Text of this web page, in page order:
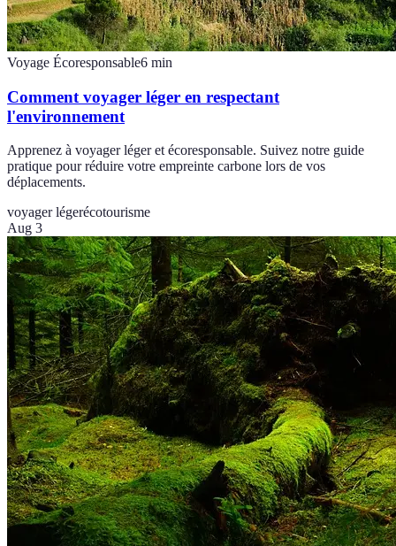
Voyage Écoresponsable6 min
Comment voyager léger en respectant
l'environnement
Apprenez à voyager léger et écoresponsable. Suivez notre guide
pratique pour réduire votre empreinte carbone lors de vos
déplacements.
voyager légerécotourisme
Aug 3